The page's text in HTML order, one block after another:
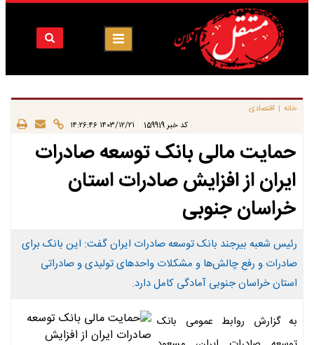
خانه | اقتصادی
کد خبر 159919 ۱۴۰۳/۱۲/۲۱ ۱۴:۲۶:۴۶
حمایت مالی بانک توسعه صادرات
ایران از افزایش صادرات استان
خراسان جنوبی
رئیس شعبه بیرجند بانک توسعه صادرات ایران گفت: این بانک برای
صادرات و رفع چالش‌ها و مشکلات واحدهای تولیدی و صادراتی
استان خراسان جنوبی آمادگی کامل دارد.
به گزارش روابط عمومی بانک